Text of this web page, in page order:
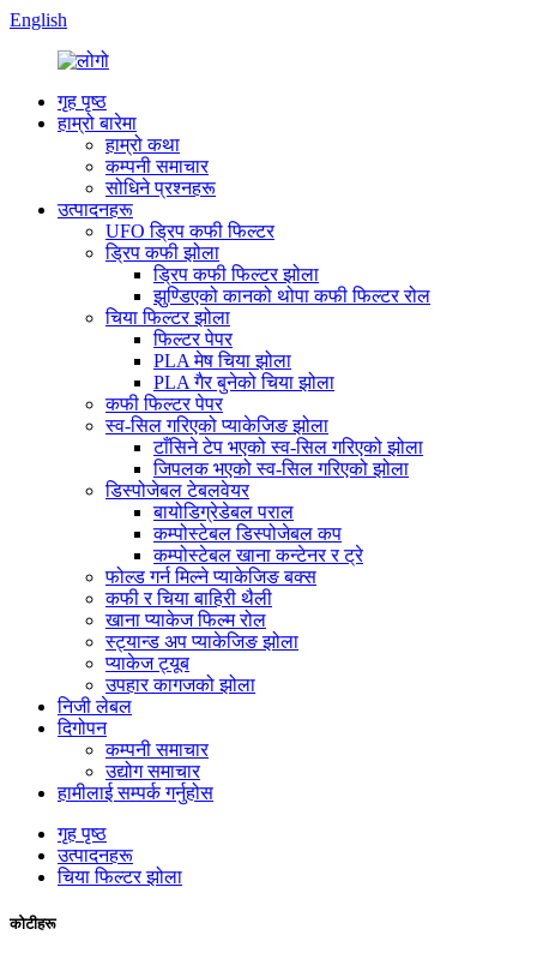
English
गृह पृष्ठ
हाम्रो बारेमा
हाम्रो कथा
कम्पनी समाचार
सोधिने प्रश्नहरू
उत्पादनहरू
UFO ड्रिप कफी फिल्टर
ड्रिप कफी झोला
ड्रिप कफी फिल्टर झोला
झुण्डिएको कानको थोपा कफी फिल्टर रोल
चिया फिल्टर झोला
फिल्टर पेपर
PLA मेष चिया झोला
PLA गैर बुनेको चिया झोला
कफी फिल्टर पेपर
स्व-सिल गरिएको प्याकेजिङ झोला
टाँसिने टेप भएको स्व-सिल गरिएको झोला
जिपलक भएको स्व-सिल गरिएको झोला
डिस्पोजेबल टेबलवेयर
बायोडिग्रेडेबल पराल
कम्पोस्टेबल डिस्पोजेबल कप
कम्पोस्टेबल खाना कन्टेनर र ट्रे
फोल्ड गर्न मिल्ने प्याकेजिङ बक्स
कफी र चिया बाहिरी थैली
खाना प्याकेज फिल्म रोल
स्ट्यान्ड अप प्याकेजिङ झोला
प्याकेज ट्यूब
उपहार कागजको झोला
निजी लेबल
दिगोपन
कम्पनी समाचार
उद्योग समाचार
हामीलाई सम्पर्क गर्नुहोस
गृह पृष्ठ
उत्पादनहरू
चिया फिल्टर झोला
कोटीहरू